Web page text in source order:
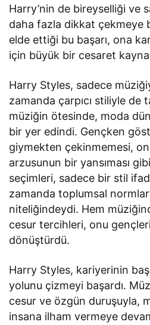
Harry’nin de bireyselliği ve
daha fazla dikkat çekmeye
elde ettiği bu başarı, ona
için büyük bir cesaret
Harry Styles, sadece
zamanda çarpıcı stiliyle de
müziğin ötesinde, moda
bir yer edindi. Gençken
giymekten çekinmemesi,
arzusunun bir yansıması
seçimleri, sadece bir stil
zamanda toplumsal
niteliğindeydi. Hem
cesur tercihleri, onu
dönüştürdü.
Harry Styles, kariyerinin
yolunu çizmeyi başardı.
cesur ve özgün duruşuyla,
insana ilham vermeye